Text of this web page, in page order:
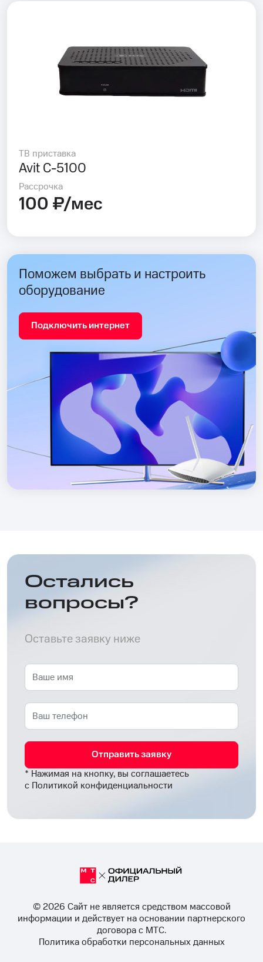
ТВ приставка
Avit C-5100
Рассрочка
100 ₽/мес
Поможем выбрать и настроить
оборудование
Подключить интернет
Остались
вопросы?
Оставьте заявку ниже
Отправить заявку
* Нажимая на кнопку, вы соглашаетесь
с Политикой конфиденциальности
© 2026 Cайт не является средством массовой
информации и действует на основании партнерского
договора с МТС.
Политика обработки персональных данных